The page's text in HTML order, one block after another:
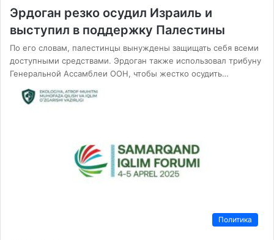
Эрдоган резко осудил Израиль и
выступил в поддержку Палестины
По его словам, палестинцы вынуждены защищать себя всеми
доступными средствами. Эрдоган также использовал трибуну
Генеральной Ассамблеи ООН, чтобы жестко осудить…
Политика